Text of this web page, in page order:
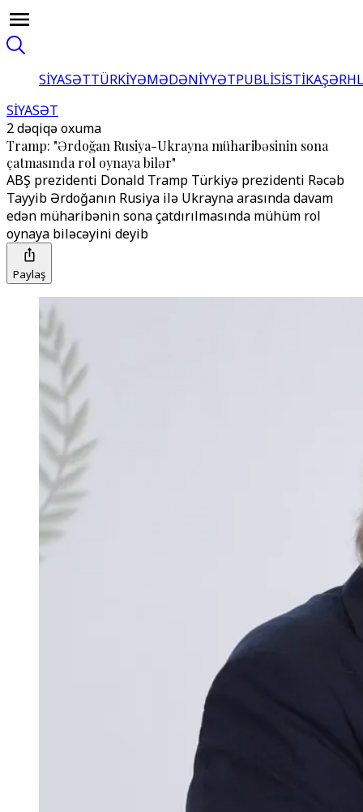
SİYASƏTTÜRKİYƏMƏDƏNİYYƏTPUBLİSİSTİKA
SİYASƏT
2 dəqiqə oxuma
Tramp: "Ərdoğan Rusiya-Ukrayna müharibəsinin sona
çatmasında rol oynaya bilər"
ABŞ prezidenti Donald Tramp Türkiyə prezidenti Rəcəb
Tayyib Ərdoğanın Rusiya ilə Ukrayna arasında davam
edən müharibənin sona çatdırılmasında mühüm rol
oynaya biləcəyini deyib
Paylaş